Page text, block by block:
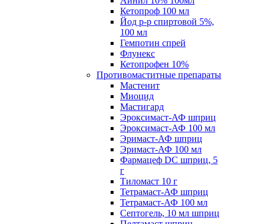
Кетопроф 100 мл
Йод р-р спиртовой 5%,
100 мл
Гемпотин спрей
Флунекс
Кетопрофен 10%
Противомаститные препараты
Мастенит
Миоцид
Мастигард
Эроксимаст-АФ шприц
Эроксимаст-АФ 100 мл
Эримаст-АФ шприц
Эримаст-АФ 100 мл
Фармацеф DC шприц, 5
г
Тиломаст 10 г
Тетрамаст-АФ шприц
Тетрамаст-АФ 100 мл
Септогель, 10 мл шприц